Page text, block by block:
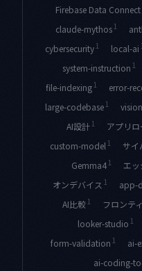
Firebase Data Connect
claude-mythos 1
cybersecurity 1 local-ai 1
system-instruction 1
file-indexing 1 error-
large-codebase 1 vision
AI設計 1 アプリロ
custom-model 1 サイ
Gemma4 1 エッ
オンデバイス 1 app-
AI比較 1 フロンテ
looker-studio 1
form-validation 1 ai-
ai-coding-